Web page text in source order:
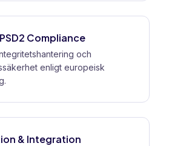
PSD2 Compliance
och
enligt europeisk
& Integration